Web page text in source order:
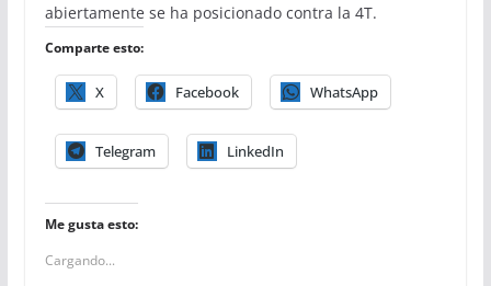
abiertamente se ha posicionado contra la 4T.
Comparte esto:
X Facebook WhatsApp
Telegram LinkedIn
Me gusta esto:
Cargando...